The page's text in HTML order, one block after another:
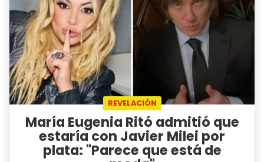
REVELACIÓN
María Eugenia Ritó admitió que
estaría con Javier Milei por
plata: "Parece que está de